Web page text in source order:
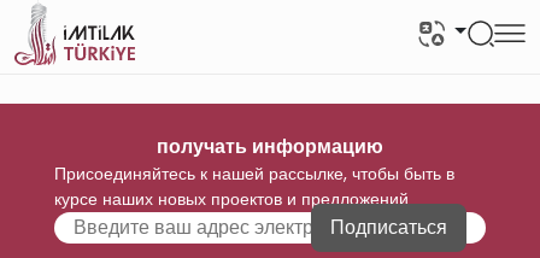
получать информацию
Присоединяйтесь к нашей рассылке, чтобы быть в
курсе наших новых проектов и предложений
Подписаться